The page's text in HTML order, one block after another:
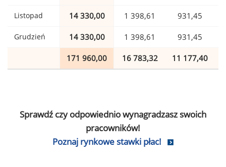
Listopad 14 330,00 1 398,61 931,45
Grudzień 14 330,00 1 398,61 931,45
171 960,00 16 783,32 11 177,40
Sprawdź czy odpowiednio wynagradzasz swoich
pracowników!
Poznaj rynkowe stawki płac!